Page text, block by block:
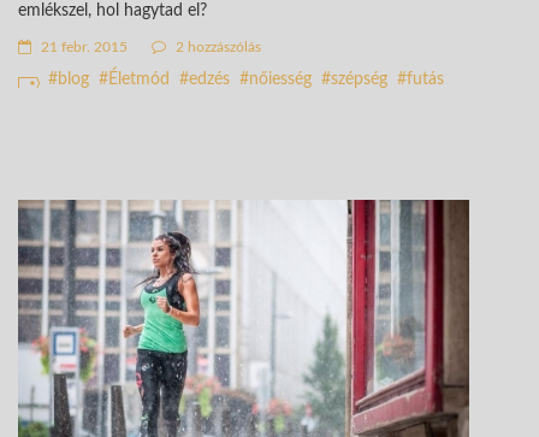
emlékszel, hol hagytad el?
21 febr. 2015 2 hozzászólás
blog Életmód edzés nőiesség szépség futás